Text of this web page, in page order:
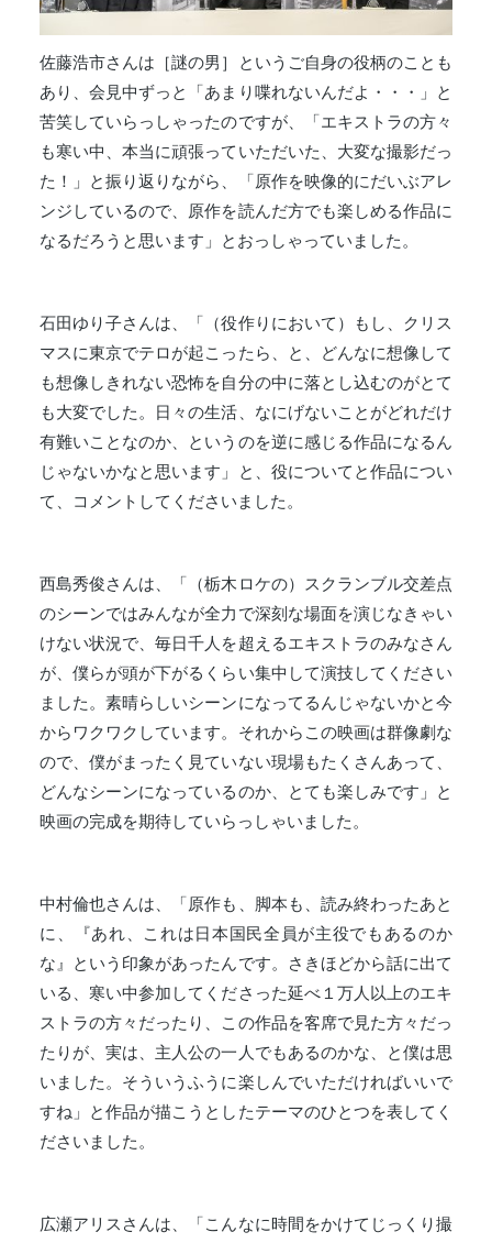
佐藤浩市さんは［謎の男］というご自身の役柄のことも
あり、会見中ずっと「あまり喋れないんだよ・・・」と
苦笑していらっしゃったのですが、「エキストラの方々
も寒い中、本当に頑張っていただいた、大変な撮影だっ
た！」と振り返りながら、「原作を映像的にだいぶアレ
ンジしているので、原作を読んだ方でも楽しめる作品に
なるだろうと思います」とおっしゃっていました。
石田ゆり子さんは、「（役作りにおいて）もし、クリス
マスに東京でテロが起こったら、と、どんなに想像して
も想像しきれない恐怖を自分の中に落とし込むのがとて
も大変でした。日々の生活、なにげないことがどれだけ
有難いことなのか、というのを逆に感じる作品になるん
じゃないかなと思います」と、役についてと作品につい
て、コメントしてくださいました。
西島秀俊さんは、「（栃木ロケの）スクランブル交差点
のシーンではみんなが全力で深刻な場面を演じなきゃい
けない状況で、毎日千人を超えるエキストラのみなさん
が、僕らが頭が下がるくらい集中して演技してください
ました。素晴らしいシーンになってるんじゃないかと今
からワクワクしています。それからこの映画は群像劇な
ので、僕がまったく見ていない現場もたくさんあって、
どんなシーンになっているのか、とても楽しみです」と
映画の完成を期待していらっしゃいました。
中村倫也さんは、「原作も、脚本も、読み終わったあと
に、『あれ、これは日本国民全員が主役でもあるのか
な』という印象があったんです。さきほどから話に出て
いる、寒い中参加してくださった延べ１万人以上のエキ
ストラの方々だったり、この作品を客席で見た方々だっ
たりが、実は、主人公の一人でもあるのかな、と僕は思
いました。そういうふうに楽しんでいただければいいで
すね」と作品が描こうとしたテーマのひとつを表してく
ださいました。
広瀬アリスさんは、「こんなに時間をかけてじっくり撮